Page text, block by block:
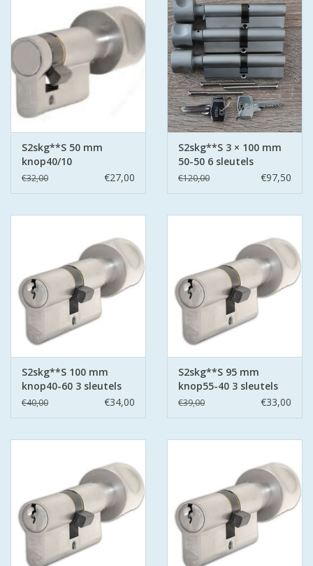
S2skg**S 50 mm
knop40/10
€32,00 €27,00
S2skg**S 3 × 100 mm
50-50 6 sleutels
€120,00 €97,50
S2skg**S 100 mm
knop40-60 3 sleutels
€40,00 €34,00
S2skg**S 95 mm
knop55-40 3 sleutels
€39,00 €33,00